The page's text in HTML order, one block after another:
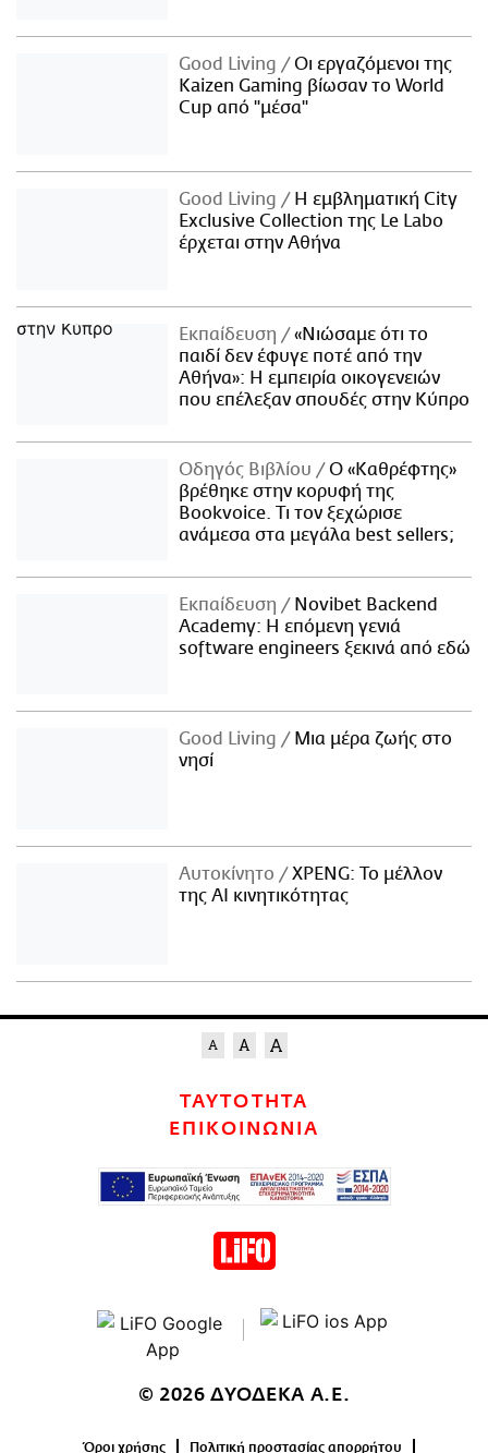
Good Living
Οι εργαζόμενοι της
Kaizen Gaming βίωσαν το World
Cup από "μέσα"
Good Living
Η εμβληματική City
Exclusive Collection της Le Labo
έρχεται στην Αθήνα
Εκπαίδευση
«Νιώσαμε ότι το
παιδί δεν έφυγε ποτέ από την
Αθήνα»: Η εμπειρία οικογενειών
που επέλεξαν σπουδές στην Κύπρο
Οδηγός Βιβλίου
Ο «Καθρέφτης»
βρέθηκε στην κορυφή της
Bookvoice. Τι τον ξεχώρισε
ανάμεσα στα μεγάλα best sellers;
Εκπαίδευση
Novibet Backend
Academy: Η επόμενη γενιά
software engineers ξεκινά από εδώ
Good Living
Μια μέρα ζωής στο
νησί
Αυτοκίνητο
XPENG: Το μέλλον
της AI κινητικότητας
ΤΑΥΤΟΤΗΤΑ
ΕΠΙΚΟΙΝΩΝΙΑ
© 2026 ΔΥΟΔΕΚΑ Α.Ε.
Όροι χρήσης Πολιτική προστασίας απορρήτου